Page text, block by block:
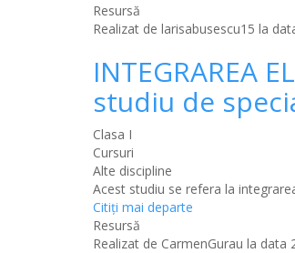
Resursă
Realizat de larisabusescu15 la
INTEGRAREA
studiu de
Clasa I
Cursuri
Alte discipline
Acest studiu se refera la
Citiţi mai departe
Resursă
Realizat de CarmenGurau la data